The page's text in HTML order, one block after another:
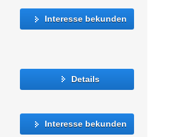
Interesse bekunden
Details
Interesse bekunden